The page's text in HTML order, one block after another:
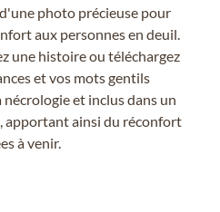
photo précieuse pour
aux personnes en deuil.
une histoire ou téléchargez
et vos mots gentils
et inclus dans un
apportant ainsi du réconfort
à venir.